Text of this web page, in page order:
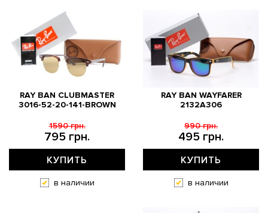
RAY BAN CLUBMASTER
3016-52-20-141-BROWN
795 грн.
1590 грн.
КУПИТЬ
в наличии
RAY BAN WAYFARER
2132A306
495 грн.
990 грн.
КУПИТЬ
в наличии